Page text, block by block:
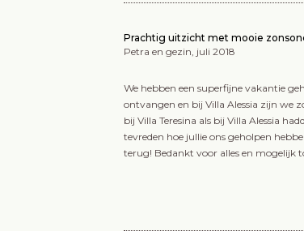
Prachtig uitzicht met mooie
Petra en gezin, juli 2018
We hebben een superfijne vakantie
ontvangen en bij Villa Alessia zijn we
bij Villa Teresina als bij Villa Alessia
tevreden hoe jullie ons geholpen
terug! Bedankt voor alles en mogelijk